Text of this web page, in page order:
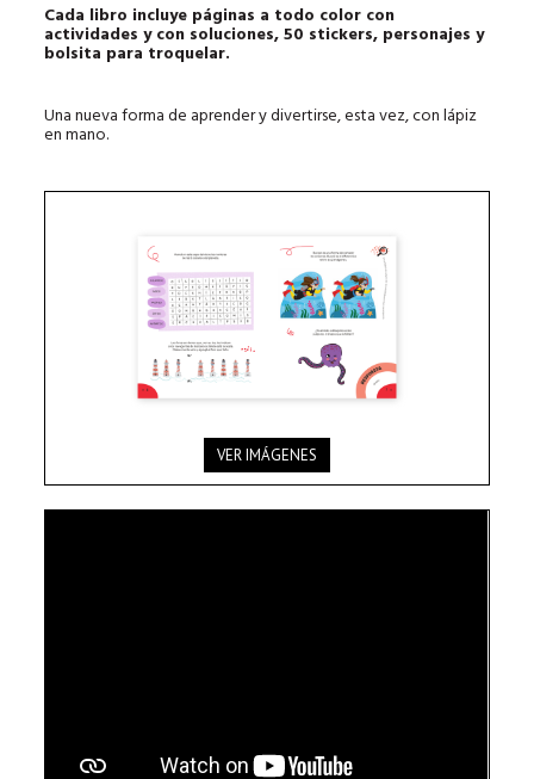
Cada libro incluye páginas a todo color con
actividades y con soluciones, 50 stickers, personajes y
bolsita para troquelar.
Una nueva forma de aprender y divertirse, esta vez, con lápiz
en mano.
VER IMÁGENES